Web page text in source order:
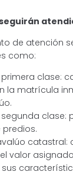
de atención
como:
clase:
la matrícula
clase:
valor